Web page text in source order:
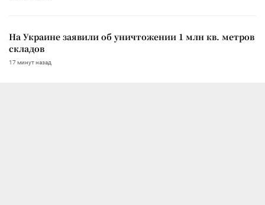
На Украине заявили об уничтожении 1 млн кв. метров
складов
17 минут назад